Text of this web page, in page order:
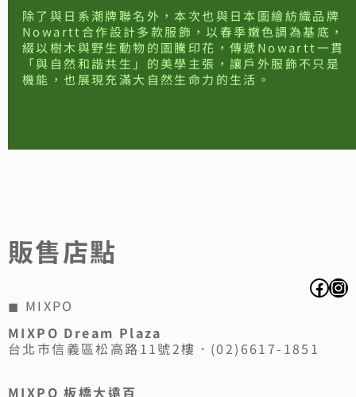
除了與日系潮牌聯名外，本次也與日本圖繪紡織品牌
Nowartt合作設計多款服飾，以春季嫩色調為基底，
綴以樹木與野生動物的圖騰印花，傳遞Nowartt一貫
「與自然和諧共生」的美學主張，讓戶外服飾不只是
機能，也展現充滿大自然生命力的生活。
販售店點
◼ MIXPO
MIXPO Dream Plaza
台北市信義區松高路11號2樓．(02)6617-1851
MIXPO 板橋大遠百